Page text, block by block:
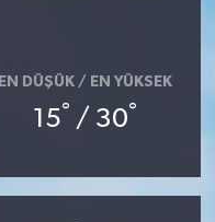
EN DÜŞÜK / EN YÜKSEK
15° / 30°